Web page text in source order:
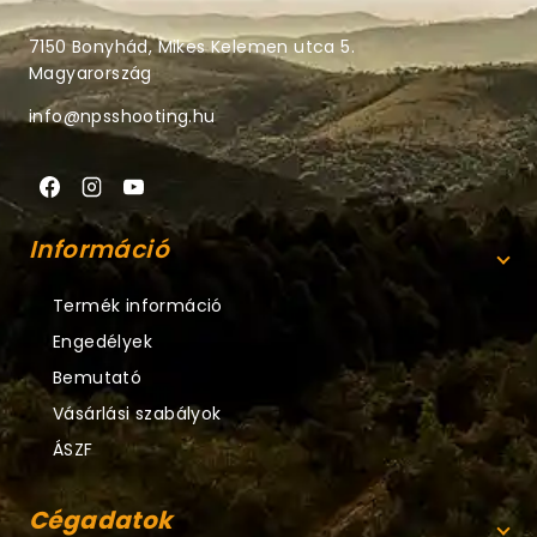
7150 Bonyhád, Mikes Kelemen utca 5.
Magyarország
info@npsshooting.hu
Információ
Termék információ
Engedélyek
Bemutató
Vásárlási szabályok
ÁSZF
Cégadatok